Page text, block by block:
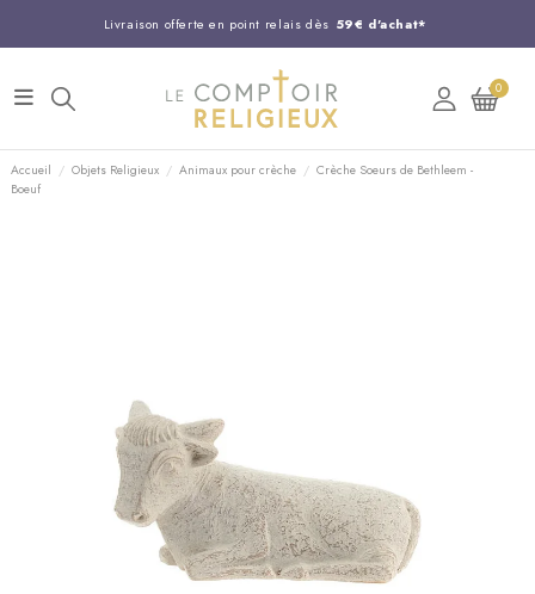
Livraison offerte en point relais dès 59€ d'achat*
Entreprise Française familiale
Support client disponible au 03 20 24 74 15
Commandez avant 14H, expédition le jour même !
0
Accueil Objets Religieux Animaux pour crèche
Crèche Soeurs de Bethleem -
Boeuf